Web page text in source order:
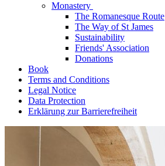
Monastery
The Romanesque Route
The Way of St James
Sustainability
Friends' Association
Donations
Book
Terms and Conditions
Legal Notice
Data Protection
Erklärung zur Barrierefreiheit